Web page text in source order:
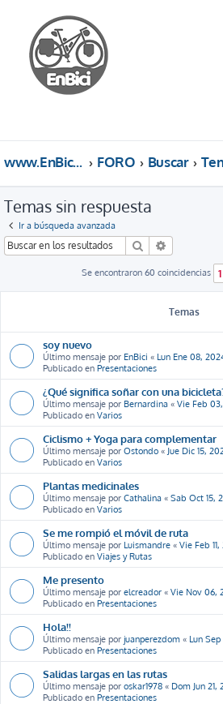
www.EnBici.eu FORO Buscar
Temas sin respuesta
Ir a búsqueda avanzada
Buscar
Se encontraron 60 coincidencias 1
Temas
soy nuevo
Último mensaje por EnBici « Lun Ene 08,
Publicado en Presentaciones
¿Qué significa soñar con una
Último mensaje por Bernardina « Vie Feb
Publicado en Varios
Ciclismo + Yoga para complementar
Último mensaje por Ostondo « Jue Dic 15,
Publicado en Varios
Plantas medicinales
Último mensaje por Cathalina « Sab Oct 15,
Publicado en Varios
Se me rompió el móvil de ruta
Último mensaje por Luismandre « Vie Feb
Publicado en Viajes y Rutas
Me presento
Último mensaje por elcreador « Vie Nov 06,
Publicado en Presentaciones
Hola!!
Último mensaje por juanperezdom « Lun
Publicado en Presentaciones
Salidas largas en las rutas
Último mensaje por oskar1978 « Dom Jun 21,
Publicado en Presentaciones